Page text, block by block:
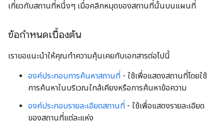
เกี่ยวกับสถานที่หนึ่งๆ เมื่อคลิกหมุดของสถานที่นั้นบนแผนที่
ข้อกำหนดเบื้องต้น
เราขอแนะนำให้คุณทำความคุ้นเคยกับเอกสารต่อไปนี้
องค์ประกอบการค้นหาสถานที่ - ใช้เพื่อแสดงสถานที่โดยใช้
การค้นหาในบริเวณใกล้เคียงหรือการค้นหาข้อความ
องค์ประกอบรายละเอียดสถานที่ - ใช้เพื่อแสดงรายละเอียด
ของสถานที่แต่ละแห่ง